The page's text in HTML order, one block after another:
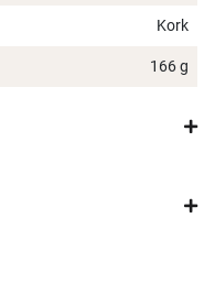
Kork
166 g